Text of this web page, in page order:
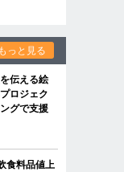
もっと見る
伝える絵
ロジェク
グで支援
食料品値上